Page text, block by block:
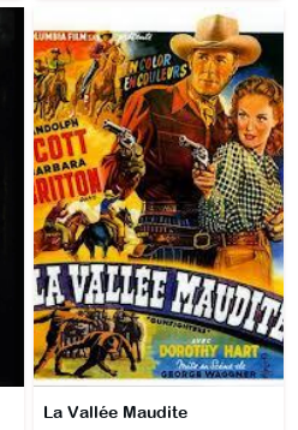
La Vallée Maudite